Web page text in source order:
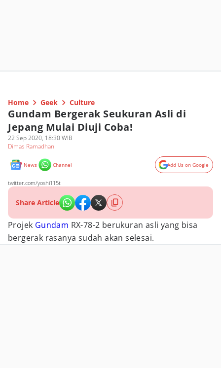
Home Geek Culture
Gundam Bergerak Seukuran Asli di
Jepang Mulai Diuji Coba!
22 Sep 2020, 18:30 WIB
Dimas Ramadhan
News Channel Add Us on Google
twitter.com/yoshi115t
Share Article
Projek Gundam RX-78-2 berukuran asli yang bisa
bergerak rasanya sudah akan selesai.